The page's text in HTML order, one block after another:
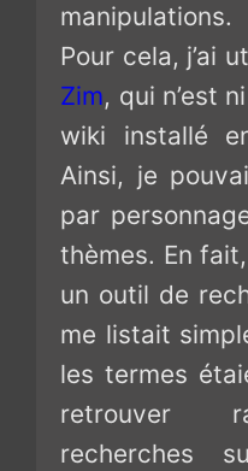
manipulations.
Pour cela, j’ai
Zim, qui n’est
wiki installé
Ainsi, je
par
thèmes. En
un outil de
me listait
les termes
retrouver
recherches